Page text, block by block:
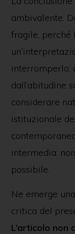
ambivalente.
fragile, perché
interromperlo;
dall’abitudine
considerare
istituzionale
intermedia:
possibile.
Ne emerge
critica del
L’articolo non